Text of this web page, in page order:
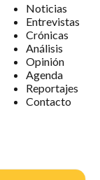
Noticias
Entrevistas
Crónicas
Análisis
Opinión
Agenda
Reportajes
Contacto